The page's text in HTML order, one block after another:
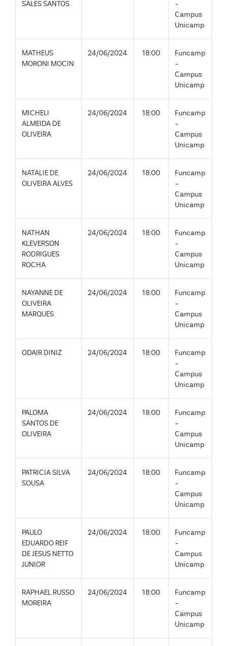
SALES SANTOS
-
Campus
Unicamp
MATHEUS
MORONI MOCIN
24/06/2024 18:00
Funcamp
-
Campus
Unicamp
MICHELI
ALMEIDA DE
OLIVEIRA
24/06/2024 18:00
Funcamp
-
Campus
Unicamp
NATALIE DE
OLIVEIRA ALVES
24/06/2024 18:00
Funcamp
-
Campus
Unicamp
NATHAN
KLEVERSON
RODRIGUES
ROCHA
24/06/2024 18:00
Funcamp
-
Campus
Unicamp
NAYANNE DE
OLIVEIRA
MARQUES
24/06/2024 18:00
Funcamp
-
Campus
Unicamp
ODAIR DINIZ 24/06/2024 18:00
Funcamp
-
Campus
Unicamp
PALOMA
SANTOS DE
OLIVEIRA
24/06/2024 18:00
Funcamp
-
Campus
Unicamp
PATRICIA SILVA
SOUSA
24/06/2024 18:00
Funcamp
-
Campus
Unicamp
PAULO
EDUARDO REIF
DE JESUS NETTO
JUNIOR
24/06/2024 18:00
Funcamp
-
Campus
Unicamp
RAPHAEL RUSSO
MOREIRA
24/06/2024 18:00
Funcamp
-
Campus
Unicamp